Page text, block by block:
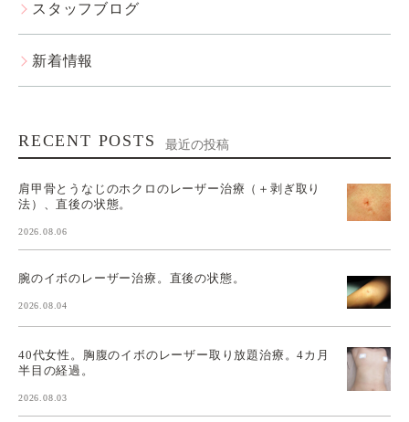
スタッフブログ
新着情報
RECENT POSTS 最近の投稿
肩甲骨とうなじのホクロのレーザー治療（＋剥ぎ取り
法）、直後の状態。
2026.08.06
腕のイボのレーザー治療。直後の状態。
2026.08.04
40代女性。胸腹のイボのレーザー取り放題治療。4カ月
半目の経過。
2026.08.03